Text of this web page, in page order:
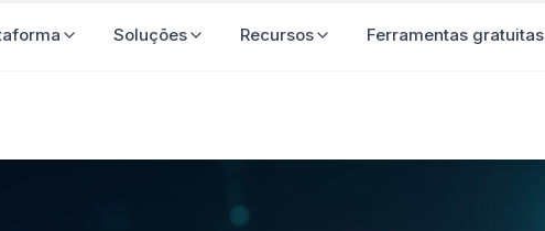
Soluções Recursos Ferramentas gratuitas